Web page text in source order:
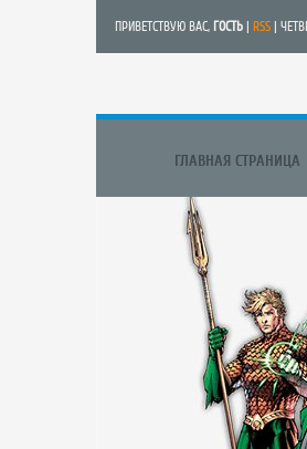
ПРИВЕТСТВУЮ ВАС, ГОСТЬ RSS |
ГЛАВНАЯ СТРАНИЦА